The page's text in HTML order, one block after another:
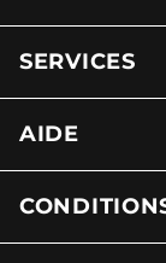
SERVICES
AIDE